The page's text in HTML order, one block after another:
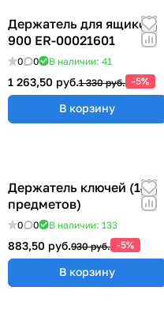
Держатель для ящиков
900 ER-00021601
0 0 В наличии: 41
1 263,50 руб.1 330 руб. -5%
В корзину
Держатель ключей (14
предметов)
0 0 В наличии: 133
883,50 руб.930 руб. -5%
В корзину